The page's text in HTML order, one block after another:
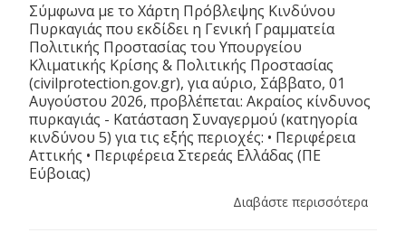
Σύμφωνα με το Χάρτη Πρόβλεψης Κινδύνου
Πυρκαγιάς που εκδίδει η Γενική Γραμματεία
Πολιτικής Προστασίας του Υπουργείου
Κλιματικής Κρίσης & Πολιτικής Προστασίας
(civilprotection.gov.gr), για αύριο, Σάββατο, 01
Αυγούστου 2026, προβλέπεται: Ακραίος κίνδυνος
πυρκαγιάς - Κατάσταση Συναγερμού (κατηγορία
κινδύνου 5) για τις εξής περιοχές: • Περιφέρεια
Αττικής • Περιφέρεια Στερεάς Ελλάδας (ΠΕ
Εύβοιας)
Διαβάστε περισσότερα